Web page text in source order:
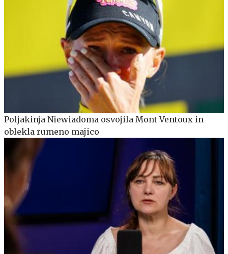
Poljakinja Niewiadoma osvojila Mont Ventoux in
oblekla rumeno majico